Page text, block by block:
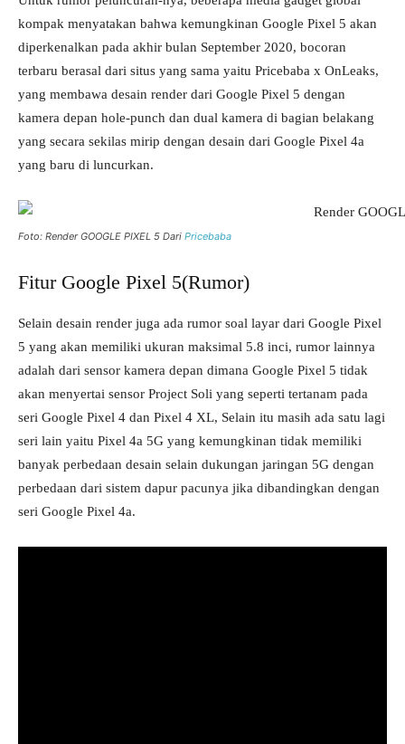
kompak menyatakan bahwa kemungkinan Google Pixel 5 akan
diperkenalkan pada akhir bulan September 2020, bocoran
terbaru berasal dari situs yang sama yaitu Pricebaba x OnLeaks,
yang membawa desain render dari Google Pixel 5 dengan
kamera depan hole-punch dan dual kamera di bagian belakang
yang secara sekilas mirip dengan desain dari Google Pixel 4a
yang baru di luncurkan.
Foto: Render GOOGLE PIXEL 5 Dari Pricebaba
Fitur Google Pixel 5(Rumor)
Selain desain render juga ada rumor soal layar dari Google Pixel
5 yang akan memiliki ukuran maksimal 5.8 inci, rumor lainnya
adalah dari sensor kamera depan dimana Google Pixel 5 tidak
akan menyertai sensor Project Soli yang seperti tertanam pada
seri Google Pixel 4 dan Pixel 4 XL, Selain itu masih ada satu lagi
seri lain yaitu Pixel 4a 5G yang kemungkinan tidak memiliki
banyak perbedaan desain selain dukungan jaringan 5G dengan
perbedaan dari sistem dapur pacunya jika dibandingkan dengan
seri Google Pixel 4a.